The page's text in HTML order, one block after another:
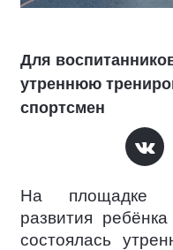
Для
утреннюю
спортсмен
На площадке
развития
состоялась